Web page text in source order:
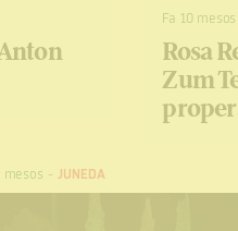
Fa 10 mesos
Rosa
Zum
mesos - JUNEDA